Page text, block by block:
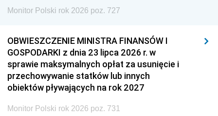
Monitor Polski rok 2026 poz. 727
OBWIESZCZENIE MINISTRA FINANSÓW I
GOSPODARKI z dnia 23 lipca 2026 r. w
sprawie maksymalnych opłat za usunięcie i
przechowywanie statków lub innych
obiektów pływających na rok 2027
Monitor Polski rok 2026 poz. 731